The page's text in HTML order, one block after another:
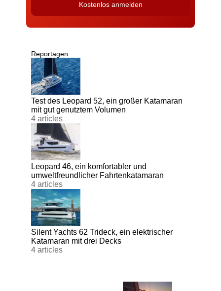
Reportagen
Test des Leopard 52, ein großer Katamaran
mit gut genutztem Volumen
4 articles
Leopard 46, ein komfortabler und
umweltfreundlicher Fahrtenkatamaran
4 articles
Silent Yachts 62 Trideck, ein elektrischer
Katamaran mit drei Decks
4 articles